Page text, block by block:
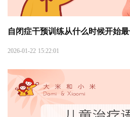
自闭症干预训练从什么时候开始最
2026-01-22 15:22:01